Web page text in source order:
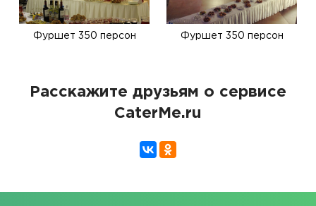
Фуршет 350 персон Фуршет 350 персон
Расскажите друзьям о сервисе
CaterMe.ru